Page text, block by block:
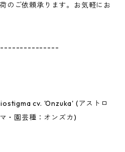
のご依頼承ります。お気軽にお
cv. 'Onzuka' (アストロ
・園芸種：オンズカ)